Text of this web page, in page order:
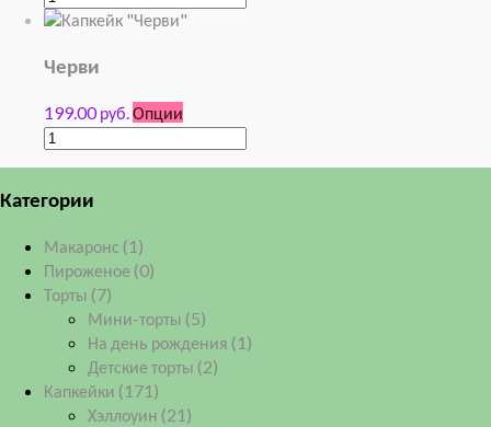
Черви
199.00 руб. Опции
Категории
Макаронс (1)
Пироженое (0)
Торты (7)
Мини-торты (5)
На день рождения (1)
Детские торты (2)
Капкейки (171)
Хэллоуин (21)